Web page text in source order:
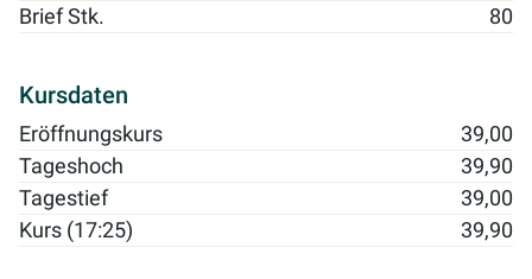
Brief Stk.
80
Kursdaten
Eröffnungskurs
39,00
Tageshoch
39,90
Tagestief
39,00
Kurs (17:25)
39,90